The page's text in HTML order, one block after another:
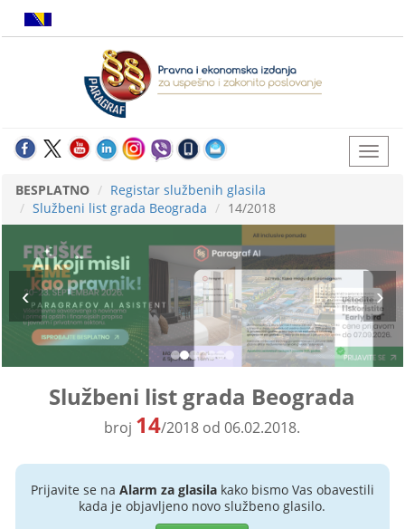
BESPLATNO
Registar službenih glasila
Službeni list grada Beograda
14/2018
Službeni list grada Beograda
broj 14/2018 od 06.02.2018.
Prijavite se na Alarm za glasilakako bismo Vas obavestili
kada je objavljeno novo službeno glasilo.